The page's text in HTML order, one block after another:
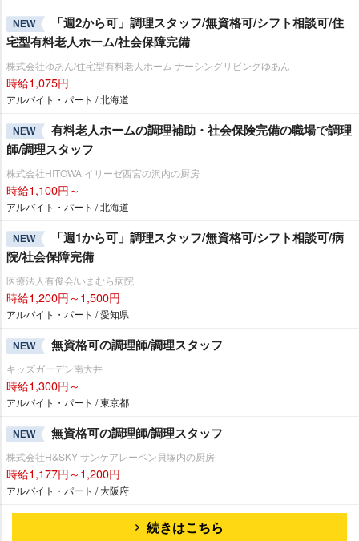
NEW
「週2から可」調理スタッフ/無資格可/シフト相談可/住
宅型有料老人ホーム/社会保障完備
株式会社ゆあん/住宅型有料老人ホーム ナーシングリビングゆあん
時給1,075円
アルバイト・パート / 北海道
NEW
有料老人ホームの調理補助・社会保険完備の職場で調理
師/調理スタッフ
株式会社HITOWA イリーゼ西宮の沢内の厨房
時給1,100円～
アルバイト・パート / 北海道
NEW
「週1から可」調理スタッフ/無資格可/シフト相談可/病
院/社会保障完備
医療法人有俊会/いまむら病院
時給1,200円～1,500円
アルバイト・パート / 愛知県
NEW 無資格可の調理師/調理スタッフ
キッズガーデン南大井
時給1,300円～
アルバイト・パート / 東京都
NEW 無資格可の調理師/調理スタッフ
株式会社H&SKY サンケアレーベン貝塚内の厨房
時給1,177円～1,200円
アルバイト・パート / 大阪府
続きはこちら